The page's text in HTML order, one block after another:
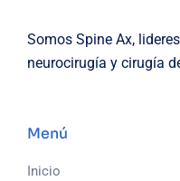
Somos Spine Ax,
neurocirugía y cirugía
Menú
Inicio